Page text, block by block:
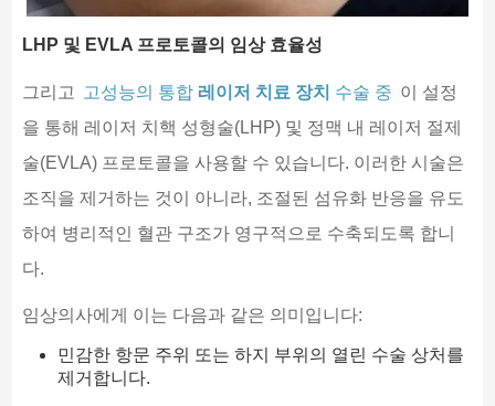
LHP 및 EVLA 프로토콜의 임상 효율성
그리고 고성능의 통합 레이저 치료 장치 수술 중 이 설정
을 통해 레이저 치핵 성형술(LHP) 및 정맥 내 레이저 절제
술(EVLA) 프로토콜을 사용할 수 있습니다. 이러한 시술은
조직을 제거하는 것이 아니라, 조절된 섬유화 반응을 유도
하여 병리적인 혈관 구조가 영구적으로 수축되도록 합니
다.
임상의사에게 이는 다음과 같은 의미입니다:
민감한 항문 주위 또는 하지 부위의 열린 수술 상처를
제거합니다.